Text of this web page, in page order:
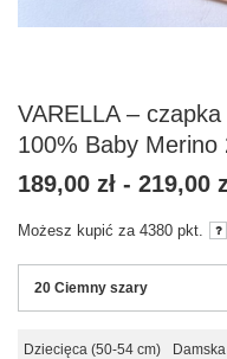
VARELLA –
100% Baby Merino
20 Ciemny szary
Dziecięca (50-54 cm)
189,00 zł - 219,00
Możesz kupić za 4380 pkt.